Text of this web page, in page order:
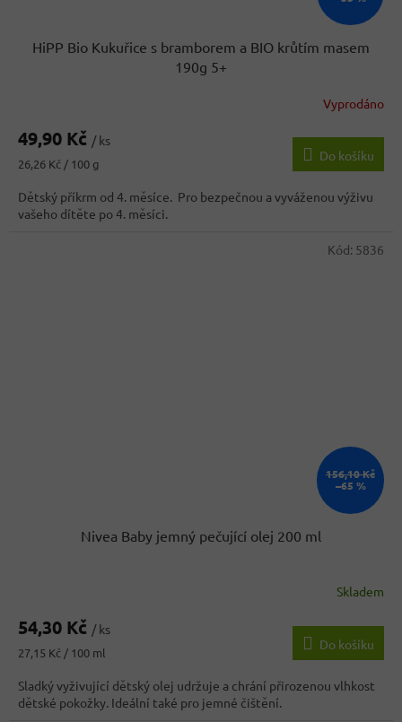
HiPP Bio Kukuřice s bramborem a BIO krůtím masem
190g 5+
Vyprodáno
49,90 Kč / ks
Měrná
26,26 Kč / 100 g
Do košíku
Dětský příkrm od 4. měsíce. Pro bezpečnou a vyváženou výživu
vašeho dítěte po 4. měsíci.
156,10 Kč
–65 %
Nivea Baby jemný pečující olej 200 ml
produktu
4,5
z
5
hvězdiček.
Skladem
54,30 Kč / ks
Měrná
27,15 Kč / 100 ml
Do košíku
Sladký vyživující dětský olej udržuje a chrání přirozenou vlhkost
dětské pokožky. Ideální také pro jemné čištění.
Kód: 5836